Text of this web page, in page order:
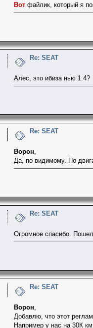
Вотфайлик, который я
Re: SEAT
Алес, это ибиза нью 1.4?
Re: SEAT
Ворон
Да, по видимому. По
Re: SEAT
Огромное спасибо. Пошел
Re: SEAT
Ворон
Добавлю, что этот
Например у нас на 30К